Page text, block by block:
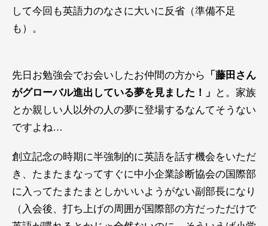
して今回も英語力のなさに大いに反省（準備不足
も）。
先日お勉強会でお会いしたお仲間の方から
「藤田さん
がグローバル進出している夢を見ました！」
と。家族
とか親しい人以外の人の夢に登場するなんてそうない
ですよね…
創立記念の時期に半強制的に英語を話す機会をいただ
き、たまたまなってすぐに中小企業診断協会の国際部
に入ってたまたまとしかいいようがない副部長になり
（入会後、打ち上げの周囲が国際部の方だっただけで